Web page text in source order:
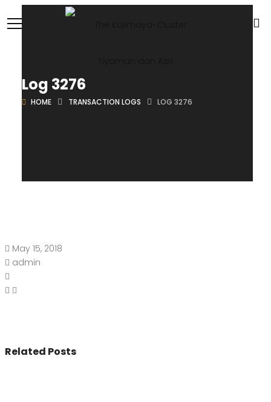
Log 3276
HOME TRANSACTION LOGS LOG 3276
May 15, 2018
admin
Related Posts